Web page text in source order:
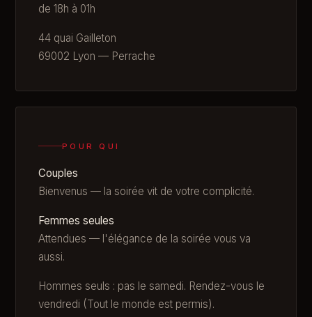
de 18h à 01h
44 quai Gailleton
69002 Lyon — Perrache
POUR QUI
Couples
Bienvenus — la soirée vit de votre complicité.
Femmes seules
Attendues — l'élégance de la soirée vous va
aussi.
Hommes seuls : pas le samedi. Rendez-vous le
vendredi (Tout le monde est permis).